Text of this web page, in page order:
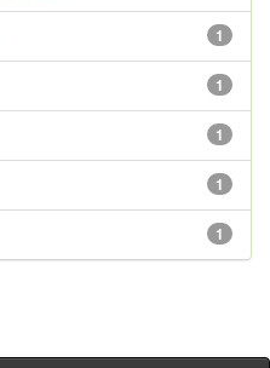
1
1
1
1
1